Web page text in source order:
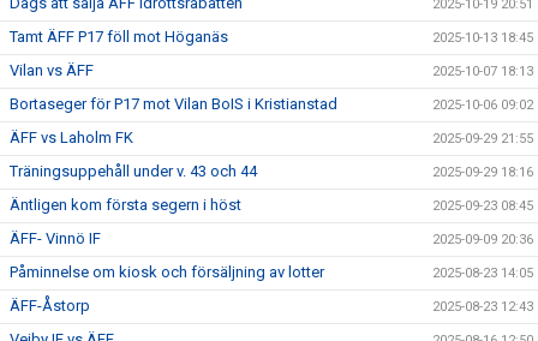
2025-10-19 20:51
Tamt ÄFF P17 föll mot Höganäs 2025-10-13 18:45
Vilan vs ÄFF 2025-10-07 18:13
Bortaseger för P17 mot Vilan BoIS i Kristianstad 2025-10-06 09:02
ÄFF vs Laholm FK 2025-09-29 21:55
Träningsuppehåll under v. 43 och 44 2025-09-29 18:16
Äntligen kom första segern i höst 2025-09-23 08:45
ÄFF- Vinnö IF 2025-09-09 20:36
Påminnelse om kiosk och försäljning av lotter 2025-08-23 14:05
ÄFF-Åstorp 2025-08-23 12:43